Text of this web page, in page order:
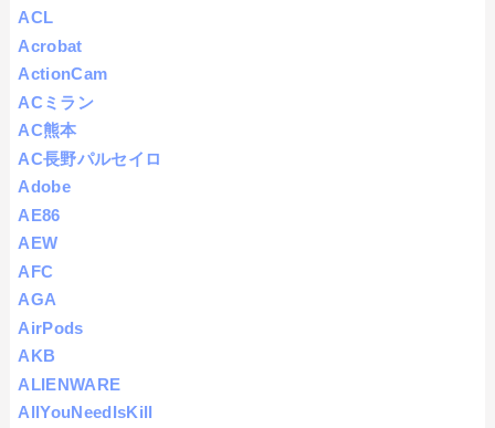
ACL
Acrobat
ActionCam
ACミラン
AC熊本
AC長野パルセイロ
Adobe
AE86
AEW
AFC
AGA
AirPods
AKB
ALIENWARE
AllYouNeedIsKill